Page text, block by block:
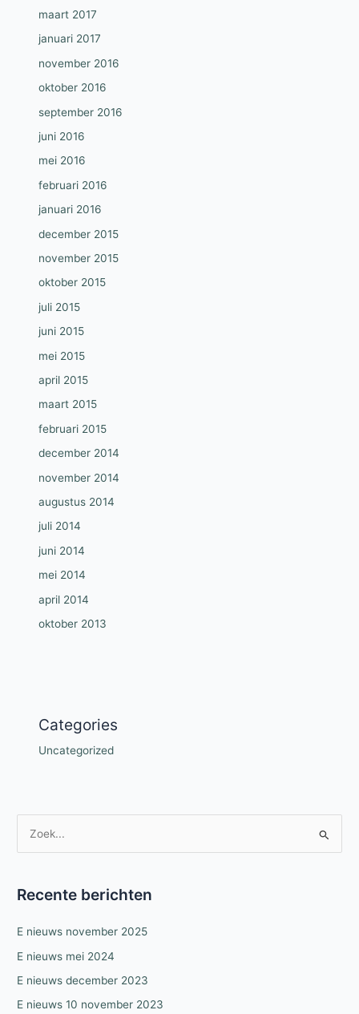
maart 2017
januari 2017
november 2016
oktober 2016
september 2016
juni 2016
mei 2016
februari 2016
januari 2016
december 2015
november 2015
oktober 2015
juli 2015
juni 2015
mei 2015
april 2015
maart 2015
februari 2015
december 2014
november 2014
augustus 2014
juli 2014
juni 2014
mei 2014
april 2014
oktober 2013
Categories
Uncategorized
k
a
a
r
Recente berichten
E nieuws november 2025
E nieuws mei 2024
E nieuws december 2023
E nieuws 10 november 2023